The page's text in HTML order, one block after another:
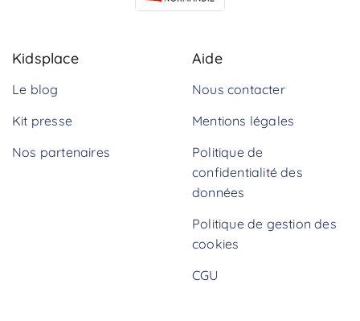
Kidsplace
Le blog
Kit presse
Nos partenaires
Aide
Nous contacter
Mentions légales
Politique de
confidentialité des
données
Politique de gestion des
cookies
CGU